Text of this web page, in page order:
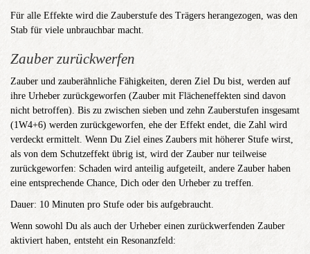
Für alle Effekte wird die Zauberstufe des Trägers herangezogen, was den
Stab für viele unbrauchbar macht.
Zauber zurückwerfen
Zauber und zauberähnliche Fähigkeiten, deren Ziel Du bist, werden auf
ihre Urheber zurückgeworfen (Zauber mit Flächeneffekten sind davon
nicht betroffen). Bis zu zwischen sieben und zehn Zauberstufen insgesamt
(1W4+6) werden zurückgeworfen, ehe der Effekt endet, die Zahl wird
verdeckt ermittelt. Wenn Du Ziel eines Zaubers mit höherer Stufe wirst,
als von dem Schutzeffekt übrig ist, wird der Zauber nur teilweise
zurückgeworfen: Schaden wird anteilig aufgeteilt, andere Zauber haben
eine entsprechende Chance, Dich oder den Urheber zu treffen.
Dauer: 10 Minuten pro Stufe oder bis aufgebraucht.
Wenn sowohl Du als auch der Urheber einen zurückwerfenden Zauber
aktiviert haben, entsteht ein Resonanzfeld: